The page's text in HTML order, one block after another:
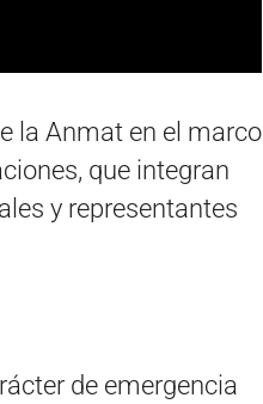
la Anmat en el marco
que integran
y representantes
de emergencia